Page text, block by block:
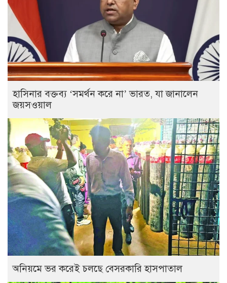
হাসিনার বক্তব্য ‘সমর্থন করে না’ ভারত, যা জানালেন
জয়সওয়াল
অনিয়মে ভর করেই চলছে বেসরকারি হাসপাতাল